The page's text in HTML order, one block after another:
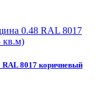
8017 коричневый